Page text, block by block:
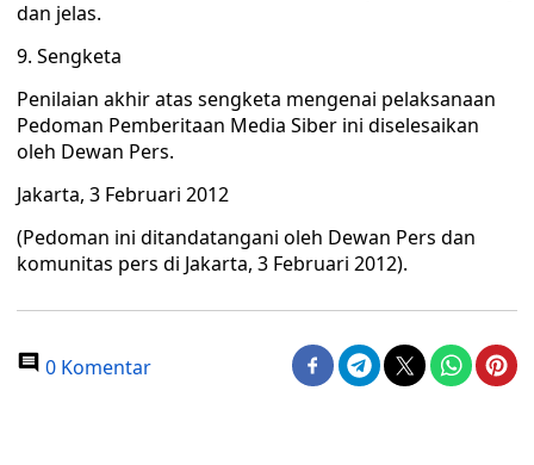
dan jelas.
9. Sengketa
Penilaian akhir atas sengketa mengenai pelaksanaan
Pedoman Pemberitaan Media Siber ini diselesaikan
oleh Dewan Pers.
Jakarta, 3 Februari 2012
(Pedoman ini ditandatangani oleh Dewan Pers dan
komunitas pers di Jakarta, 3 Februari 2012).
0 Komentar